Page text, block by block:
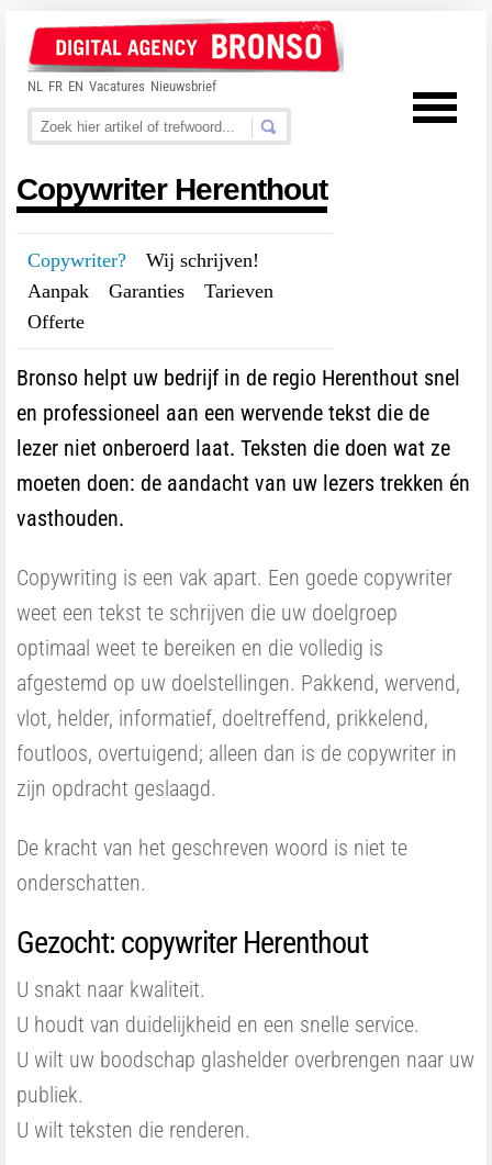
NL FR EN Vacatures Nieuwsbrief
Copywriter Herenthout
Copywriter? Wij schrijven!
Aanpak
Garanties Tarieven
Offerte
Bronso helpt uw bedrijf in de regio Herenthout snel
en professioneel aan een wervende tekst die de
lezer niet onberoerd laat. Teksten die doen wat ze
moeten doen: de aandacht van uw lezers trekken én
vasthouden.
Copywriting is een vak apart. Een goede copywriter
weet een tekst te schrijven die uw doelgroep
optimaal weet te bereiken en die volledig is
afgestemd op uw doelstellingen. Pakkend, wervend,
vlot, helder, informatief, doeltreffend, prikkelend,
foutloos, overtuigend; alleen dan is de copywriter in
zijn opdracht geslaagd.
De kracht van het geschreven woord is niet te
onderschatten.
Gezocht: copywriter Herenthout
U snakt naar kwaliteit.
U houdt van duidelijkheid en een snelle service.
U wilt uw boodschap glashelder overbrengen naar uw
publiek.
U wilt teksten die renderen.